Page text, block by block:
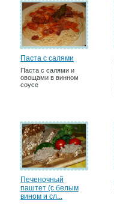
Паста с салями
Паста с салями и
овощами в винном
соусе
Печеночный
паштет (с белым
вином и сл...